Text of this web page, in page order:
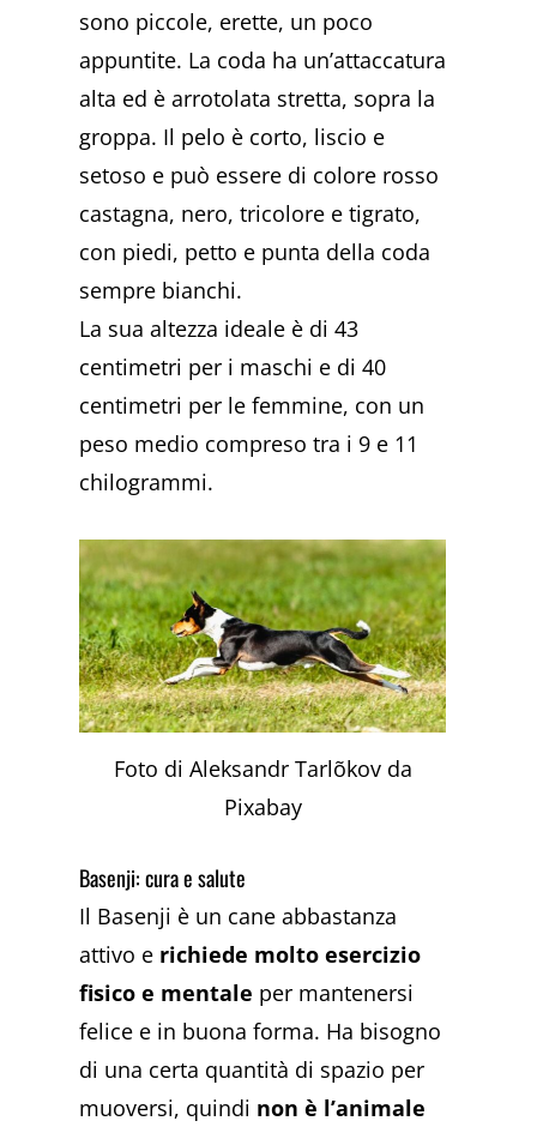
sono piccole, erette, un poco
appuntite. La coda ha un’attaccatura
alta ed è arrotolata stretta, sopra la
groppa. Il pelo è corto, liscio e
setoso e può essere di colore rosso
castagna, nero, tricolore e tigrato,
con piedi, petto e punta della coda
sempre bianchi.
La sua altezza ideale è di 43
centimetri per i maschi e di 40
centimetri per le femmine, con un
peso medio compreso tra i 9 e 11
chilogrammi.
Foto di Aleksandr Tarlõkov da
Pixabay
Basenji: cura e salute
Il Basenji è un cane abbastanza
attivo e richiede molto esercizio
fisico e mentale per mantenersi
felice e in buona forma. Ha bisogno
di una certa quantità di spazio per
muoversi, quindi non è l’animale